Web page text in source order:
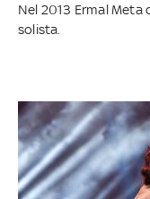
Nel 2013 Ermal Meta
solista.